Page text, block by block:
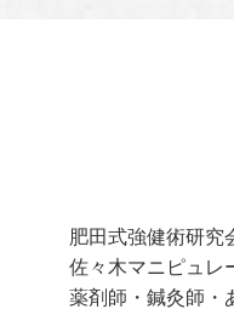
肥田式強健術研究
佐々木マニピュレ
薬剤師・鍼灸師・